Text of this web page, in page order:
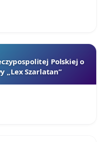
Polskiej o
„Lex Szarlatan”